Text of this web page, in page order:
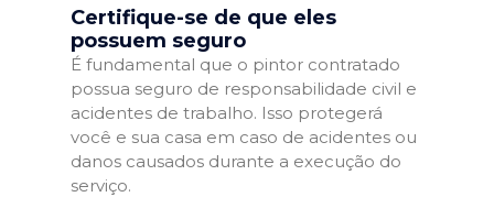
Certifique-se de que eles
possuem seguro
É fundamental que o pintor contratado
possua seguro de responsabilidade civil e
acidentes de trabalho. Isso protegerá
você e sua casa em caso de acidentes ou
danos causados durante a execução do
serviço.